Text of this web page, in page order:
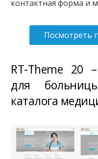
контактная форма и
Посмотреть
RT-Theme 20
для
каталога